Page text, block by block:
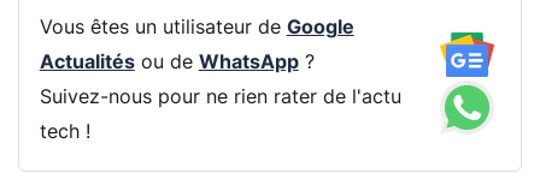
Vous êtes un utilisateur de Google
Actualitésou de WhatsApp?
Suivez-nous pour ne rien rater de l'actu
tech !